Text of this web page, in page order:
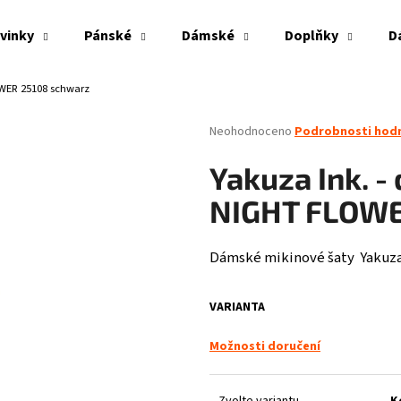
Pánské Dámské Doplňky
25108 schwarz
Průměrné
produktu
je
0,0
hvězdiček.
Neohodnoceno Podrobnosti
Yakuza Ink.
NIGHT
Dámské mikinové šaty
VARIANTA
Možnosti doručení
Co potřebujete najít?
HLEDAT